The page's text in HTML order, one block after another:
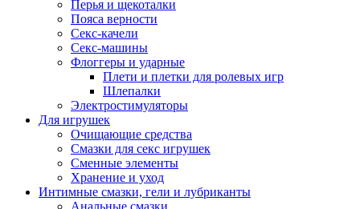
Перья и щекоталки
Пояса верности
Секс-качели
Секс-машины
Флоггеры и ударные
Плети и плетки для ролевых игр
Шлепалки
Электростимуляторы
Для игрушек
Очищающие средства
Смазки для секс игрушек
Сменные элементы
Хранение и уход
Интимные смазки, гели и лубриканты
Анальные смазки